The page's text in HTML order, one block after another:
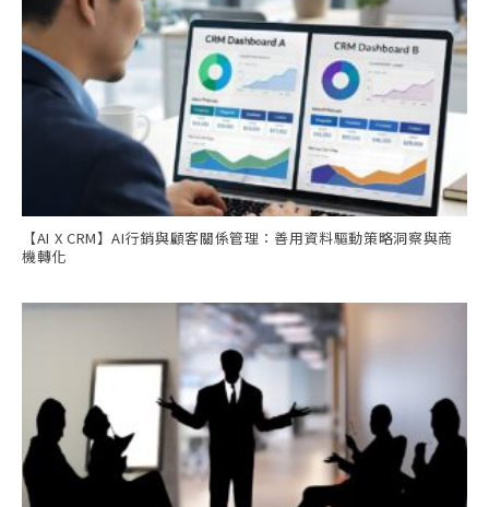
【AI X CRM】AI行銷與顧客關係管理：善用資料驅動策略洞察與商
機轉化